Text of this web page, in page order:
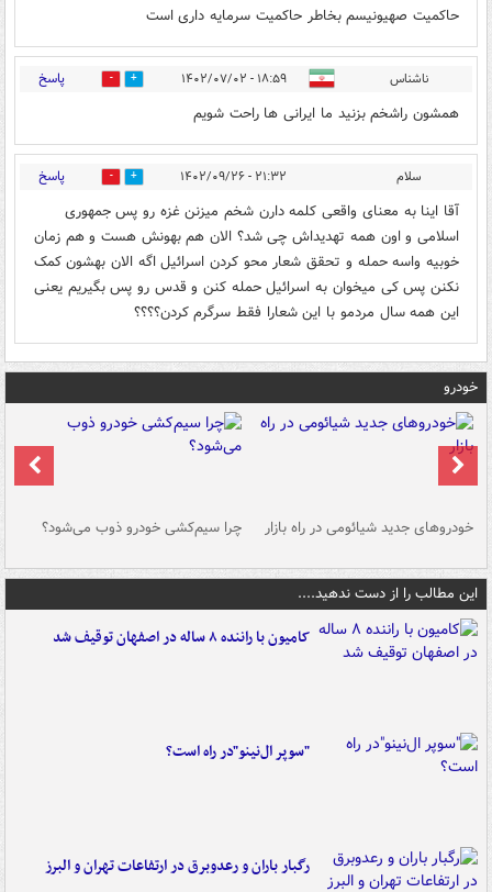
حاکمیت صهیونیسم بخاطر حاکمیت سرمایه داری است
ناشناس ۱۸:۵۹ - ۱۴۰۲/۰۷/۰۲ 3 پاسخ
همشون راشخم بزنید ما ایرانی ها راحت شویم
سلام ۲۱:۳۲ - ۱۴۰۲/۰۹/۲۶ 0 پاسخ
آقا اینا به معنای واقعی کلمه دارن شخم میزنن غزه رو پس جمهوری
اسلامی و اون همه تهدیداش چی شد؟ الان هم بهونش هست و هم زمان
خوبیه واسه حمله و تحقق شعار محو کردن اسرائیل اگه الان بهشون کمک
نکنن پس کی میخوان به اسرائیل حمله کنن و قدس رو پس بگیریم یعنی
این همه سال مردمو با این شعارا فقط سرگرم کردن؟؟؟؟
خودرو
خودروهای جدید شیائومی در راه بازار چرا سیم‌کشی خودرو ذوب می‌شود؟
این مطالب را از دست ندهید....
کامیون با راننده ۸ ساله در اصفهان توقیف شد
"سوپر ال‌نینو"در راه است؟
رگبار باران و رعدوبرق در ارتفاعات تهران و البرز